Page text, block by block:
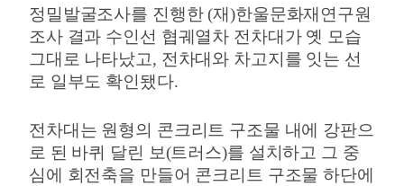
정밀발굴조사를 진행한(재)한울문화재연구원
조사 결과 수인선 협궤열차 전차대가 옛 모습
그대로 나타났고, 전차대와 차고지를 잇는 선
로 일부도 확인됐다.
전차대는 원형의 콘크리트 구조물 내에 강판으
로 된 바퀴 달린 보(트러스)를 설치하고 그 중
심에 회전축을 만들어 콘크리트 구조물 하단에